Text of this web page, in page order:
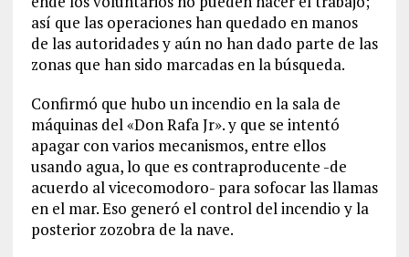
así que las operaciones han quedado en manos
de las autoridades y aún no han dado parte de las
zonas que han sido marcadas en la búsqueda.
Confirmó que hubo un incendio en la sala de
máquinas del «Don Rafa Jr». y que se intentó
apagar con varios mecanismos, entre ellos
usando agua, lo que es contraproducente -de
acuerdo al vicecomodoro- para sofocar las llamas
en el mar. Eso generó el control del incendio y la
posterior zozobra de la nave.